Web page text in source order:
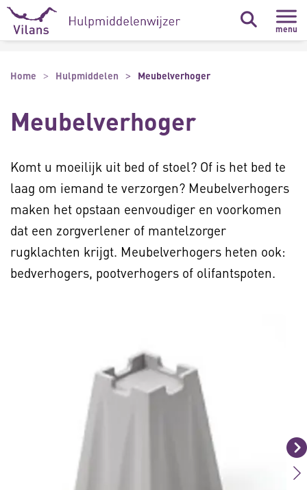
Naar hoofdinhoud
Naar footer
menu
Home Hulpmiddelen Meubelverhoger
Meubelverhoger
Komt u moeilijk uit bed of stoel? Of is het bed te
laag om iemand te verzorgen? Meubelverhogers
maken het opstaan eenvoudiger en voorkomen
dat een zorgverlener of mantelzorger
rugklachten krijgt. Meubelverhogers heten ook:
bedverhogers, pootverhogers of olifantspoten.